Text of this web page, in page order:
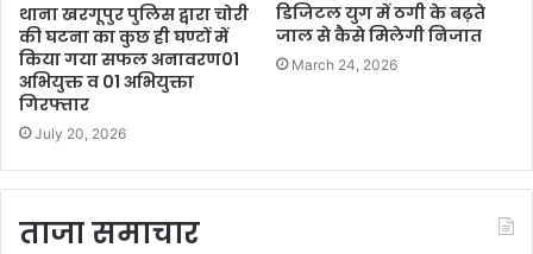
थाना खरगूपुर पुलिस द्वारा चोरी
की घटना का कुछ ही घण्टों में
किया गया सफल अनावरण01
अभियुक्त व 01 अभियुक्ता
गिरफ्तार
July 20, 2026
डिजिटल युग में ठगी के बढ़ते
जाल से कैसे मिलेगी निजात
March 24, 2026
ताजा समाचार